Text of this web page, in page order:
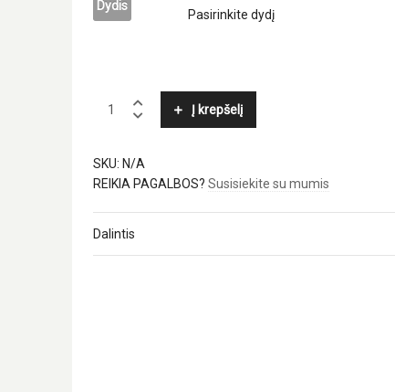
Dydis
SAMSØE
Į krepšelį
SKU: N/A
REIKIA PAGALBOS? Susisiekite su mumis
Dalintis